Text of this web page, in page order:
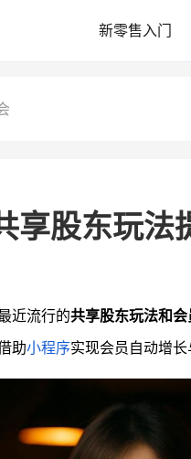
新零售入门
享股东玩法
近流行的共享股东玩法和会
助小程序实现会员自动增长